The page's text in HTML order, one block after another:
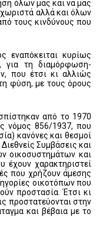
όλων μας και να μας
αλλά και όλων
τους κινδύνους που
εναπόκειται κυρίως
για τη διαμόρφωση-
που έτσι κι αλλιώς
φύση, με τους όρους
από το 1970
νόμος 856/1937, που
κανόνες και θεσμοί
Συμβάσεις και
οικοσυστημάτων και
έχουν χαρακτηριστεί
που χρήζουν άμεσης
οικοτόπων που
προστασία. Έτσι κι
προστατεύονται στην
και βέβαια με το